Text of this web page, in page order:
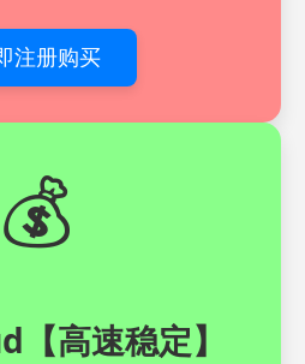
注册购买
💰
高速稳定】